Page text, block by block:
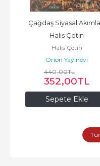
Sepete Ekle
Çağdaş Siyasal
Halis Çetin
Halis Çetin
Orion Yayınevi
440,00TL
352,00TL